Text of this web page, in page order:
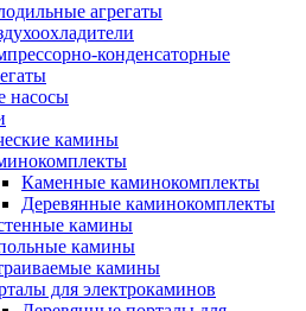
агрегаты
конденсаторные
насосы
камины
Каменные каминокомплекты
Деревянные каминокомплекты
камины
камины
камины
для электрокаминов